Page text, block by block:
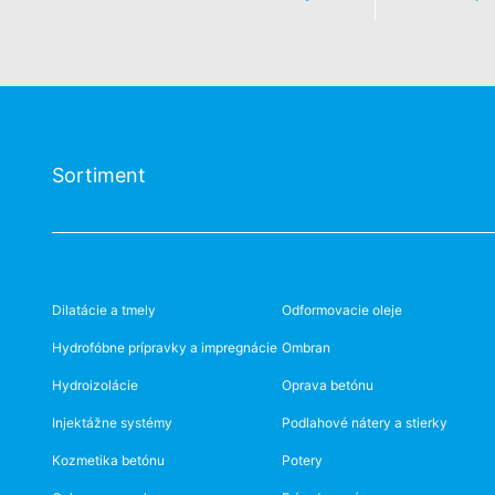
Sortiment
Dilatácie a tmely
Hydrofóbne prípravky a impregnácie
Hydroizolácie
Injektážne systémy
Kozmetika betónu
Odformovacie oleje
Ombran
Oprava betónu
Podlahové nátery a stierky
Potery